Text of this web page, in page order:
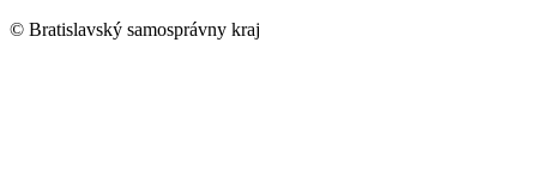
© Bratislavský samosprávny kraj